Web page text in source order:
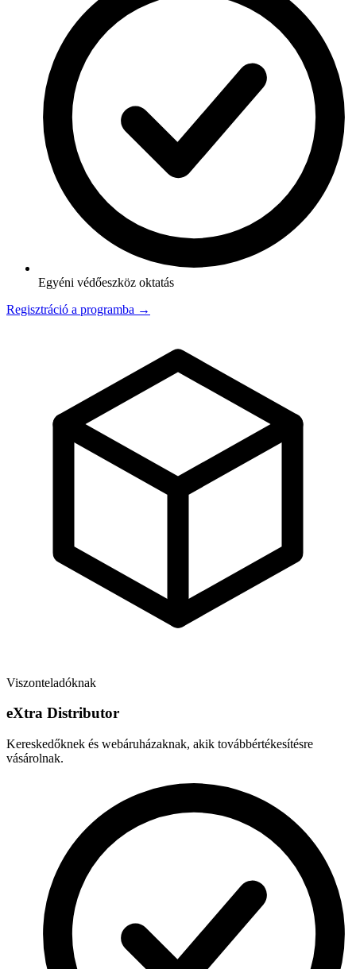
Egyéni védőeszköz oktatás
Regisztráció a programba →
Viszonteladóknak
eXtra Distributor
Kereskedőknek és webáruházaknak, akik továbbértékesítésre
vásárolnak.